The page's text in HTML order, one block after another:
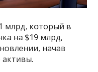
млрд, который в
на $19 млрд,
начав
активы.